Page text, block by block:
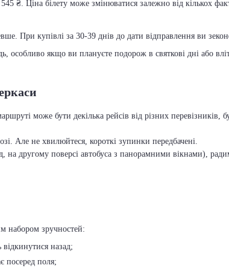
₴. Ціна білету може змінюватися залежно від кількох
При купівлі за 30-39 днів до дати відправлення ви
особливо якщо ви плануєте подорож в святкові дні або
може бути декілька рейсів від різних
Але не хвилюйтеся, короткі зупинки передбачені.
другому поверсі автобуса з панорамними вікнами),
набором зручностей:
відкинутися назад;
посеред поля;